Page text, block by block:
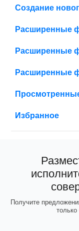
Создание
Расширенные
Расширенные
Расширенные
Избранное
Получите